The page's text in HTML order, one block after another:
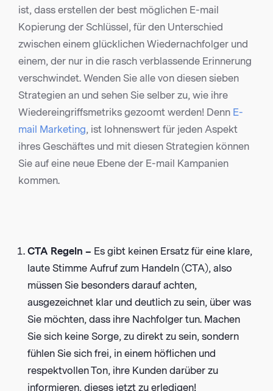
ist, dass erstellen der best möglichen E-mail
Kopierung der Schlüssel, für den Unterschied
zwischen einem glücklichen Wiedernachfolger und
einem, der nur in die rasch verblassende Erinnerung
verschwindet. Wenden Sie alle von diesen sieben
Strategien an und sehen Sie selber zu, wie ihre
Wiedereingriffsmetriks gezoomt werden! Denn E-
mail Marketing, ist lohnenswert für jeden Aspekt
ihres Geschäftes und mit diesen Strategien können
Sie auf eine neue Ebene der E-mail Kampanien
kommen.
CTA Regeln – Es gibt keinen Ersatz für eine klare,
laute Stimme Aufruf zum Handeln (CTA), also
müssen Sie besonders darauf achten,
ausgezeichnet klar und deutlich zu sein, über was
Sie möchten, dass ihre Nachfolger tun. Machen
Sie sich keine Sorge, zu direkt zu sein, sondern
fühlen Sie sich frei, in einem höflichen und
respektvollen Ton, ihre Kunden darüber zu
informieren, dieses jetzt zu erledigen!